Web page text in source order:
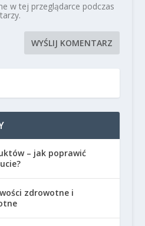
w tej przeglądarce podczas
– jak poprawić
zdrowotne i